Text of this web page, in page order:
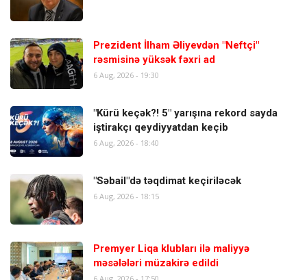
Prezident İlham Əliyevdən "Neftçi"
rəsmisinə yüksək fəxri ad
6 Aug, 2026 - 19:30
"Kürü keçək?! 5" yarışına rekord sayda
iştirakçı qeydiyyatdan keçib
6 Aug, 2026 - 18:40
"Səbail"də təqdimat keçiriləcək
6 Aug, 2026 - 18:15
Premyer Liqa klubları ilə maliyyə
məsələləri müzakirə edildi